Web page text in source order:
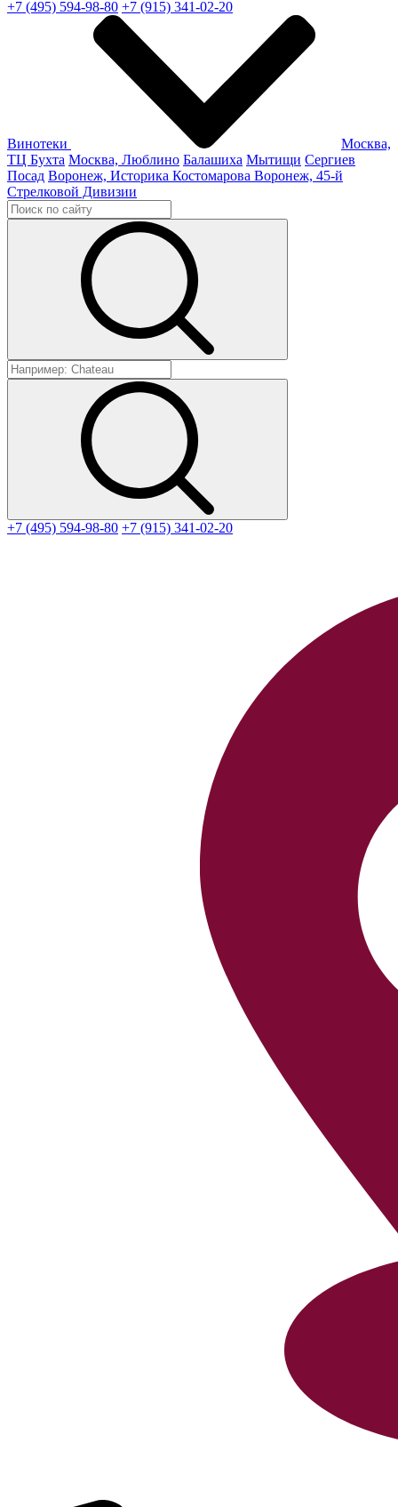
+7 (495) 594-98-80 +7 (915) 341-02-20
Винотеки
Москва,
ТЦ Бухта Москва, Люблино Балашиха Мытищи Сергиев
Посад Воронеж, Историка Костомарова Воронеж, 45-й
Стрелковой Дивизии
+7 (495) 594-98-80 +7 (915) 341-02-20